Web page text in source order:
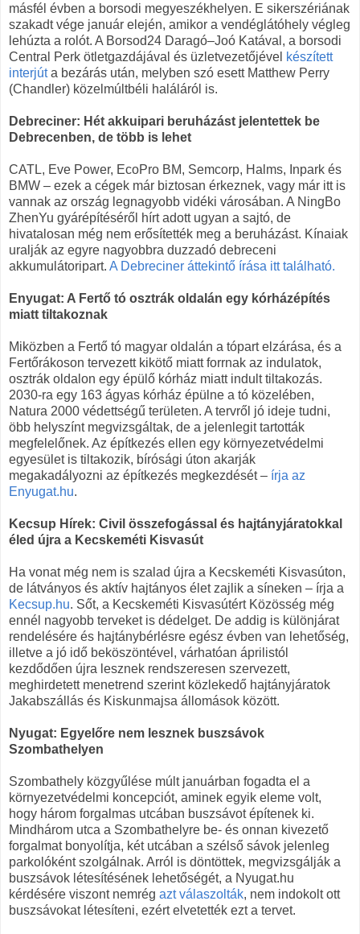
másfél évben a borsodi megyeszékhelyen. E sikerszériának
szakadt vége január elején, amikor a vendéglátóhely végleg
lehúzta a rolót. A Borsod24 Daragó–Joó Katával, a borsodi
Central Perk ötletgazdájával és üzletvezetőjével készített
interjúta bezárás után, melyben szó esett Matthew Perry
(Chandler) közelmúltbéli haláláról is.
Debreciner: Hét akkuipari beruházást jelentettek be
Debrecenben, de több is lehet
CATL, Eve Power, EcoPro BM, Semcorp, Halms, Inpark és
BMW – ezek a cégek már biztosan érkeznek, vagy már itt is
vannak az ország legnagyobb vidéki városában. A NingBo
ZhenYu gyárépítéséről hírt adott ugyan a sajtó, de
hivatalosan még nem erősítették meg a beruházást. Kínaiak
uralják az egyre nagyobbra duzzadó debreceni
akkumulátoripart. A Debreciner áttekintő írása itt található.
Enyugat: A Fertő tó osztrák oldalán egy kórházépítés
miatt tiltakoznak
Miközben a Fertő tó magyar oldalán a tópart elzárása, és a
Fertőrákoson tervezett kikötő miatt forrnak az indulatok,
osztrák oldalon egy épülő kórház miatt indult tiltakozás.
2030-ra egy 163 ágyas kórház épülne a tó közelében,
Natura 2000 védettségű területen. A tervről jó ideje tudni,
öbb helyszínt megvizsgáltak, de a jelenlegit tartották
megfelelőnek. Az építkezés ellen egy környezetvédelmi
egyesület is tiltakozik, bírósági úton akarják
megakadályozni az építkezés megkezdését – írja az
Enyugat.hu.
Kecsup Hírek: Civil összefogással és hajtányjáratokkal
éled újra a Kecskeméti Kisvasút
Ha vonat még nem is szalad újra a Kecskeméti Kisvasúton,
de látványos és aktív hajtányos élet zajlik a síneken – írja a
Kecsup.hu. Sőt, a Kecskeméti Kisvasútért Közösség még
ennél nagyobb terveket is dédelget. De addig is különjárat
rendelésére és hajtánybérlésre egész évben van lehetőség,
illetve a jó idő beköszöntével, várhatóan áprilistól
kezdődően újra lesznek rendszeresen szervezett,
meghirdetett menetrend szerint közlekedő hajtányjáratok
Jakabszállás és Kiskunmajsa állomások között.
Nyugat: Egyelőre nem lesznek buszsávok
Szombathelyen
Szombathely közgyűlése múlt januárban fogadta el a
környezetvédelmi koncepciót, aminek egyik eleme volt,
hogy három forgalmas utcában buszsávot építenek ki.
Mindhárom utca a Szombathelyre be- és onnan kivezető
forgalmat bonyolítja, két utcában a szélső sávok jelenleg
parkolóként szolgálnak. Arról is döntöttek, megvizsgálják a
buszsávok létesítésének lehetőségét, a Nyugat.hu
kérdésére viszont nemrég azt válaszolták, nem indokolt ott
buszsávokat létesíteni, ezért elvetették ezt a tervet.